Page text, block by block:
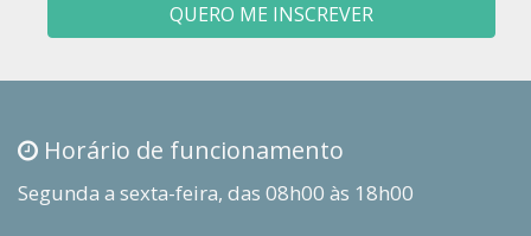
QUERO ME INSCREVER
Horário de funcionamento
Segunda a sexta-feira, das 08h00 às 18h00